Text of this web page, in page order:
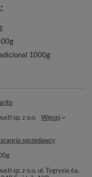
1000g
sp. z o.o. Więcej
sprzedawcy
sp. z o.o. ul. Tygrysia 6a,